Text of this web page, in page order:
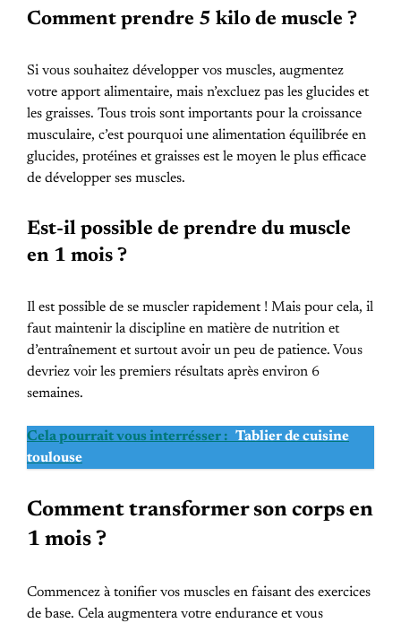
Comment prendre 5 kilo de muscle ?
Si vous souhaitez développer vos muscles, augmentez
votre apport alimentaire, mais n’excluez pas les glucides et
les graisses. Tous trois sont importants pour la croissance
musculaire, c’est pourquoi une alimentation équilibrée en
glucides, protéines et graisses est le moyen le plus efficace
de développer ses muscles.
Est-il possible de prendre du muscle
en 1 mois ?
Il est possible de se muscler rapidement ! Mais pour cela, il
faut maintenir la discipline en matière de nutrition et
d’entraînement et surtout avoir un peu de patience. Vous
devriez voir les premiers résultats après environ 6
semaines.
Cela pourrait vous interrésser : Tablier de cuisine
toulouse
Comment transformer son corps en
1 mois ?
Commencez à tonifier vos muscles en faisant des exercices
de base. Cela augmentera votre endurance et vous